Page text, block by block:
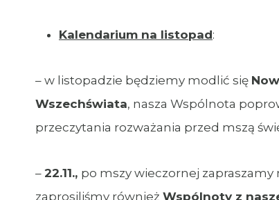
Kalendarium na listopad:
– w listopadzie będziemy modlić się
Wszechświata, nasza Wspólnota
przeczytania rozważania przed mszą
– 22.11., po mszy wieczornej zapraszamy
zaprosiliśmy również Wspólnoty z